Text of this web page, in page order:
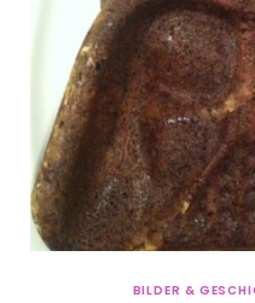
BILDER &